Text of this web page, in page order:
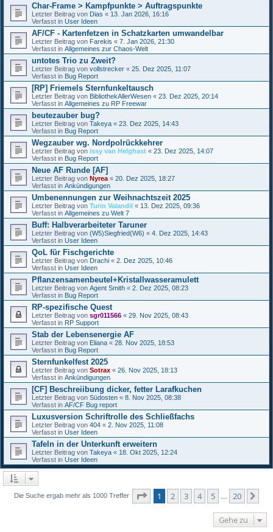
Char-Frame > Kampfpunkte > Auftragspunkte
Letzter Beitrag von Dias « 13. Jan 2026, 16:16
Verfasst in User Ideen
AF/CF - Kartenfetzen in Schatzkarten umwandelbar
Letzter Beitrag von Farekis « 7. Jan 2026, 21:30
Verfasst in Allgemeines zur Chaos-Welt
untotes Trio zu Zweit?
Letzter Beitrag von vollstrecker « 25. Dez 2025, 11:07
Verfasst in Bug Report
[RP] Friemels Sternfunkeltausch
Letzter Beitrag von BibliothekAllerWesen « 23. Dez 2025, 20:14
Verfasst in Allgemeines zu RP Freewar
beutezauber bug?
Letzter Beitrag von Takeya « 23. Dez 2025, 14:43
Verfasst in Bug Report
Wegzauber wg. Nordpolrückkehrer
Letzter Beitrag von issy van Helghast « 23. Dez 2025, 14:07
Verfasst in Bug Report
Neue AF Runde [AF]
Letzter Beitrag von Nyrea « 20. Dez 2025, 18:27
Verfasst in Ankündigungen
Umbenennungen zur Weihnachtszeit 2025
Letzter Beitrag von Turin Valandil « 13. Dez 2025, 09:36
Verfasst in Allgemeines zu Welt 7
Buff: Halbverarbeiteter Taruner
Letzter Beitrag von (W5)Siegfried(W6) « 4. Dez 2025, 14:43
Verfasst in User Ideen
QoL für Fischgerichte
Letzter Beitrag von Drachi « 2. Dez 2025, 10:46
Verfasst in User Ideen
Pflanzensamenbeutel+Kristallwasseramulett
Letzter Beitrag von Agent Smith « 2. Dez 2025, 08:23
Verfasst in Bug Report
RP-spezifische Quest
Letzter Beitrag von sgr011566 « 29. Nov 2025, 08:43
Verfasst in RP Support
Stab der Lebensenergie AF
Letzter Beitrag von Eliana « 28. Nov 2025, 18:53
Verfasst in Bug Report
Sternfunkelfest 2025
Letzter Beitrag von Sotrax « 26. Nov 2025, 18:13
Verfasst in Ankündigungen
[CF] Beschreiibung dicker, fetter Larafkuchen
Letzter Beitrag von Südosten « 8. Nov 2025, 08:38
Verfasst in AF/CF Bug report
Luxusversion Schriftrolle des Schließfachs
Letzter Beitrag von 404 « 2. Nov 2025, 11:08
Verfasst in User Ideen
Tafeln in der Unterkunft erweitern
Letzter Beitrag von Takeya « 18. Okt 2025, 12:24
Verfasst in User Ideen
Die Suche ergab mehr als 1000 Treffer Seite von
1 2 3 4 5 20
Gehe zu